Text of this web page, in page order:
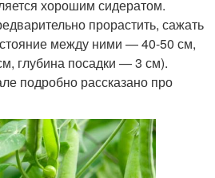
хорошим сидератом.
прорастить, сажать
между ними — 40-50 см,
глубина посадки — 3 см).
подробно рассказано про